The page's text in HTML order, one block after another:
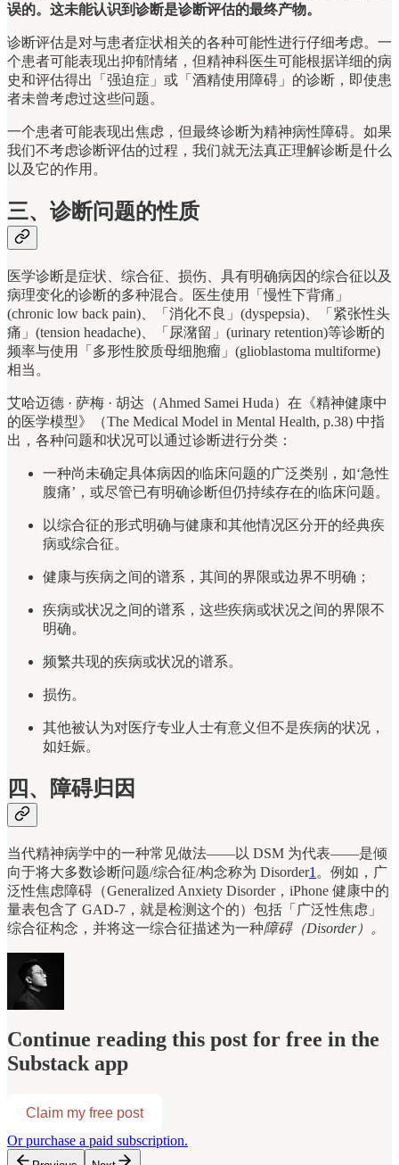
误的。这未能认识到诊断是诊断评估的最终产物。
诊断评估是对与患者症状相关的各种可能性进行仔细考虑。一
个患者可能表现出抑郁情绪，但精神科医生可能根据详细的病
史和评估得出「强迫症」或「酒精使用障碍」的诊断，即使患
者未曾考虑过这些问题。
一个患者可能表现出焦虑，但最终诊断为精神病性障碍。如果
我们不考虑诊断评估的过程，我们就无法真正理解诊断是什么
以及它的作用。
三、诊断问题的性质
医学诊断是症状、综合征、损伤、具有明确病因的综合征以及
病理变化的诊断的多种混合。医生使用「慢性下背痛」
(chronic low back pain)、「消化不良」(dyspepsia)、「紧张性头
痛」(tension headache)、「尿潴留」(urinary retention)等诊断的
频率与使用「多形性胶质母细胞瘤」(glioblastoma multiforme)
相当。
艾哈迈德 · 萨梅 · 胡达（Ahmed Samei Huda）在《精神健康中
的医学模型》（The Medical Model in Mental Health, p.38) 中指
出，各种问题和状况可以通过诊断进行分类：
一种尚未确定具体病因的临床问题的广泛类别，如‘急性
腹痛’，或尽管已有明确诊断但仍持续存在的临床问题。
以综合征的形式明确与健康和其他情况区分开的经典疾
病或综合征。
健康与疾病之间的谱系，其间的界限或边界不明确；
疾病或状况之间的谱系，这些疾病或状况之间的界限不
明确。
频繁共现的疾病或状况的谱系。
损伤。
其他被认为对医疗专业人士有意义但不是疾病的状况，
如妊娠。
四、障碍归因
当代精神病学中的一种常见做法——以 DSM 为代表——是倾
向于将大多数诊断问题/综合征/构念称为 Disorder1 。例如，广
泛性焦虑障碍（Generalized Anxiety Disorder，iPhone 健康中的
量表包含了 GAD-7，就是检测这个的）包括「广泛性焦虑」
综合征构念，并将这一综合征描述为一种障碍（Disorder）。
Continue reading this post for free in the
Substack app
Claim my free post
Or purchase a paid subscription.